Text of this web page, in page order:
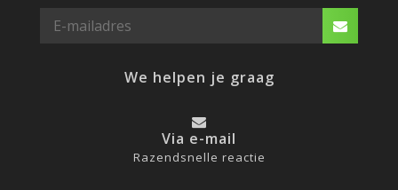
We helpen je graag
Via e-mail
Razendsnelle reactie